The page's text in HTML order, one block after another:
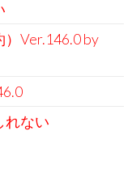
Ver.146.0 by
れない